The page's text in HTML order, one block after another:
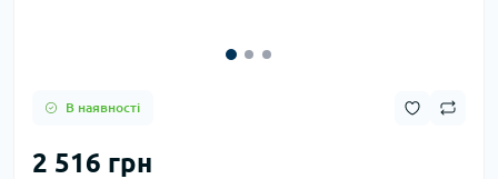
В наявності
2 516 грн